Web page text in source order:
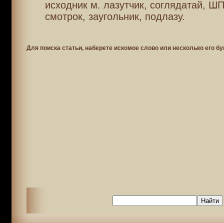
исходник м. лазутчик, соглядатай,
смотрок, заугольник, подлазу.
Для поиска статьи, наберете искомое слово или несколько его